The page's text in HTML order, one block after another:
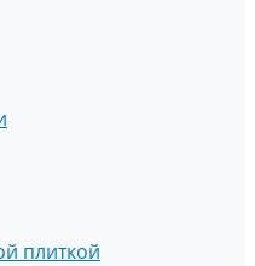
плиткой